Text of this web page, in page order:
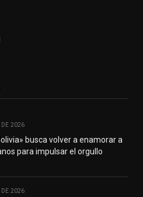
DE 2026
busca volver a enamorar a
para impulsar el orgullo
DE 2026